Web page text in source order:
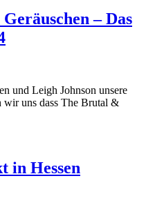
– Das
und Leigh Johnson unsere
wir uns dass The Brutal &
in Hessen